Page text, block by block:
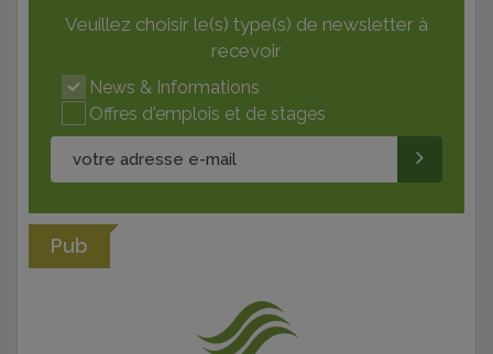
Veuillez choisir le(s) type(s) de newsletter à
recevoir
News & Informations
Offres d'emplois et de stages
Pub